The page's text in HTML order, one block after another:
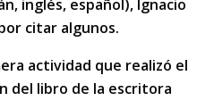
inglés, español), Ignacio
citar algunos.
actividad que realizó el
del libro de la escritora